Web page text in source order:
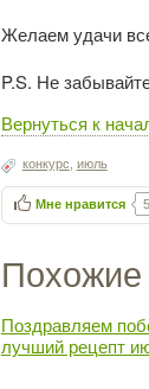
Желаем удачи
P.S. Не
Вернуться к
конкурс июль
Мне нравится 5
Поздравляем
лучший рецепт